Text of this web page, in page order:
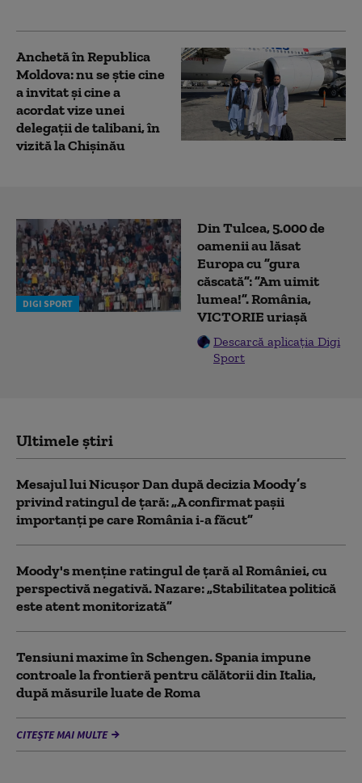
Anchetă în Republica
Moldova: nu se știe cine
a invitat şi cine a
acordat vize unei
delegaţii de talibani, în
vizită la Chișinău
DIGI SPORT
Din Tulcea, 5.000 de
oamenii au lăsat
Europa cu ”gura
căscată”: ”Am uimit
lumea!”. România,
VICTORIE uriașă
Descarcă aplicația Digi
Sport
Ultimele știri
Mesajul lui Nicușor Dan după decizia Moody’s
privind ratingul de țară: „A confirmat pașii
importanți pe care România i-a făcut”
Moody's menține ratingul de țară al României, cu
perspectivă negativă. Nazare: „Stabilitatea politică
este atent monitorizată”
Tensiuni maxime în Schengen. Spania impune
controale la frontieră pentru călătorii din Italia,
după măsurile luate de Roma
CITEȘTE MAI MULTE